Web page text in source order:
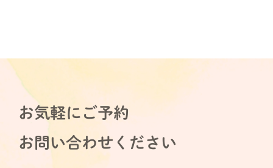
お気軽にご予約
お問い合わせください